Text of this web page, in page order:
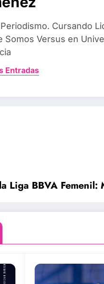
Cursando
Somos Versus en
Entradas
Liga BBVA